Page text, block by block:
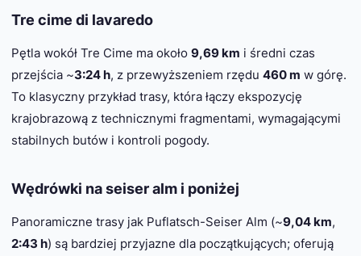
Tre cime di lavaredo
Pętla wokół Tre Cime ma około 9,69 km i średni czas
przejścia ~3:24 h, z przewyższeniem rzędu 460 m w górę.
To klasyczny przykład trasy, która łączy ekspozycję
krajobrazową z technicznymi fragmentami, wymagającymi
stabilnych butów i kontroli pogody.
Wędrówki na seiser alm i poniżej
Panoramiczne trasy jak Puflatsch-Seiser Alm (~9,04 km,
2:43 h) są bardziej przyjazne dla początkujących; oferują